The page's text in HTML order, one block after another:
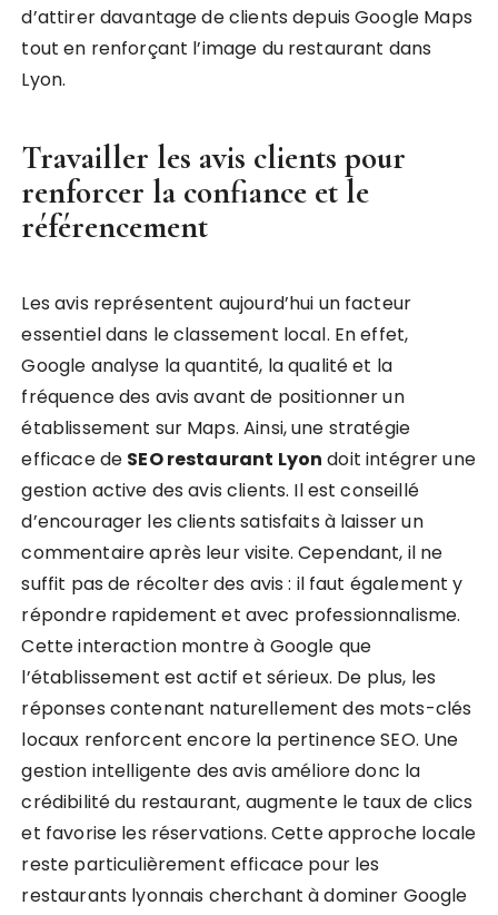
d’attirer davantage de clients depuis Google Maps
tout en renforçant l’image du restaurant dans
Lyon.
Travailler les avis clients pour
renforcer la confiance et le
référencement
Les avis représentent aujourd’hui un facteur
essentiel dans le classement local. En effet,
Google analyse la quantité, la qualité et la
fréquence des avis avant de positionner un
établissement sur Maps. Ainsi, une stratégie
efficace de SEO restaurant Lyon doit intégrer une
gestion active des avis clients. Il est conseillé
d’encourager les clients satisfaits à laisser un
commentaire après leur visite. Cependant, il ne
suffit pas de récolter des avis : il faut également y
répondre rapidement et avec professionnalisme.
Cette interaction montre à Google que
l’établissement est actif et sérieux. De plus, les
réponses contenant naturellement des mots-clés
locaux renforcent encore la pertinence SEO. Une
gestion intelligente des avis améliore donc la
crédibilité du restaurant, augmente le taux de clics
et favorise les réservations. Cette approche locale
reste particulièrement efficace pour les
restaurants lyonnais cherchant à dominer Google